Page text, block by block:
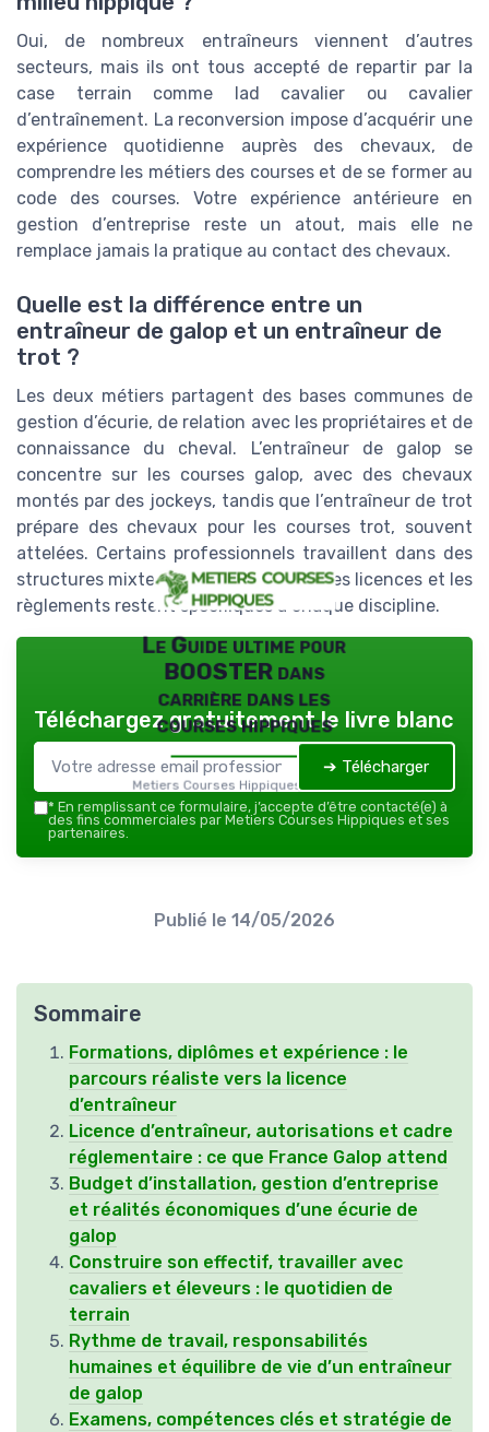
Oui, de nombreux entraîneurs viennent d’autres
secteurs, mais ils ont tous accepté de repartir par la
case terrain comme lad cavalier ou cavalier
d’entraînement. La reconversion impose d’acquérir une
expérience quotidienne auprès des chevaux, de
comprendre les métiers des courses et de se former au
code des courses. Votre expérience antérieure en
gestion d’entreprise reste un atout, mais elle ne
remplace jamais la pratique au contact des chevaux.
Quelle est la différence entre un
entraîneur de galop et un entraîneur de
trot ?
Les deux métiers partagent des bases communes de
gestion d’écurie, de relation avec les propriétaires et de
connaissance du cheval. L’entraîneur de galop se
concentre sur les courses galop, avec des chevaux
montés par des jockeys, tandis que l’entraîneur de trot
prépare des chevaux pour les courses trot, souvent
attelées. Certains professionnels travaillent dans des
structures mixtes de trot galop, mais les licences et les
règlements restent spécifiques à chaque discipline.
Le Guide ultime pour
BOOSTER dans
carrière dans les
courses hippiques
Metiers Courses Hippiques — 2026
Téléchargez gratuitement le livre blanc
➔ Télécharger
* En remplissant ce formulaire, j’accepte d’être contacté(e) à
des fins commerciales par Metiers Courses Hippiques et ses
partenaires.
Publié le 14/05/2026
Sommaire
Formations, diplômes et expérience : le
parcours réaliste vers la licence
d’entraîneur
Licence d’entraîneur, autorisations et cadre
réglementaire : ce que France Galop attend
Budget d’installation, gestion d’entreprise
et réalités économiques d’une écurie de
galop
Construire son effectif, travailler avec
cavaliers et éleveurs : le quotidien de
terrain
Rythme de travail, responsabilités
humaines et équilibre de vie d’un entraîneur
de galop
Examens, compétences clés et stratégie de